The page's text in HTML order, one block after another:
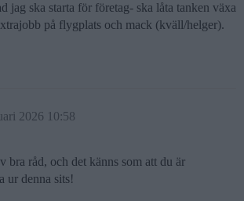
jag ska starta för företag- ska låta tanken växa
på flygplats och mack (kväll/helger).
2026 10:58
bra råd, och det känns som att du är
ur denna sits!